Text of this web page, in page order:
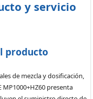
y servicio
producto
de mezcla y dosificación,
presenta